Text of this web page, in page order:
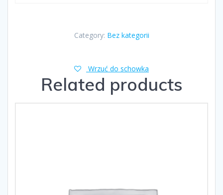
Category: Bez kategorii
Wrzuć do schowka
Related products